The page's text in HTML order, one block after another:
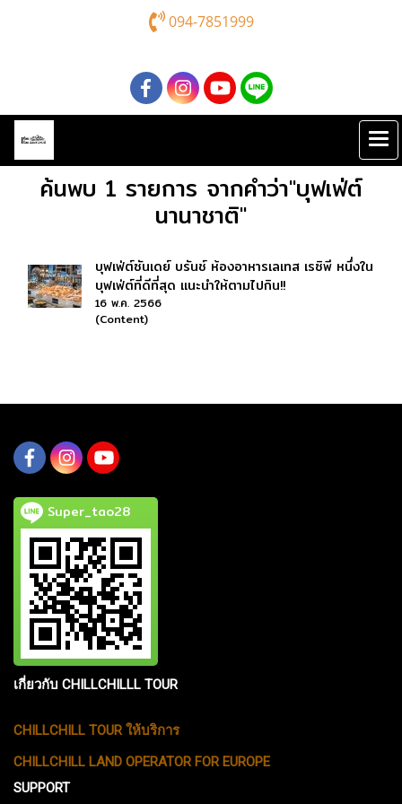
094-7851999
ค้นพบ 1 รายการ จากคำว่า"บุฟเฟ่ต์
นานาชาติ"
บุฟเฟ่ต์ซันเดย์ บรันช์ ห้องอาหารเลเทส เรซิพี หนึ่งใน
บุฟเฟ่ต์ที่ดีที่สุด แนะนำให้ตามไปกิน!!
16 พ.ค. 2566
(Content)
Super_tao28
เกี่ยวกับ CHILLCHILLL TOUR
CHILLCHILL TOUR ให้บริการ
CHILLCHILL LAND OPERATOR FOR EUROPE
SUPPORT